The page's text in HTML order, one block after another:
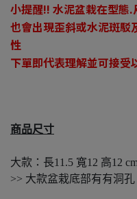
小提醒!! 水泥盆栽在型態.
也會出現歪斜或水泥斑駁
性
下單即代表理解並可接受
商品尺寸
大款：長11.5 寬12 高12
>> 大款盆栽底部有有洞